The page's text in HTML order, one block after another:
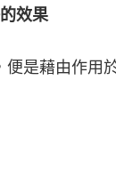
效果
便是藉由作用